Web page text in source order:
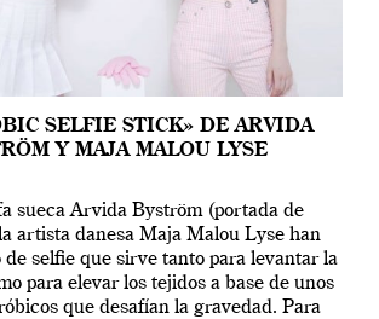
SELFIE STICK» DE ARVIDA
Y MAJA MALOU LYSE
sueca Arvida Byström (portada de
artista danesa Maja Malou Lyse han
de selfie que sirve tanto para levantar la
para elevar los tejidos a base de unos
que desafían la gravedad. Para